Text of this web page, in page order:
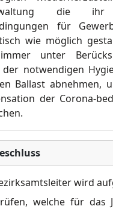
die ihr
für
wie möglich
unter
der notwendigen
Ballast abnehmen,
der Corona-
wird
welche für das